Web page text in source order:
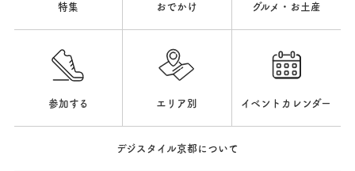
特集 おでかけ グルメ・お土産
参加する エリア別 イベントカレンダー
デジスタイル京都について